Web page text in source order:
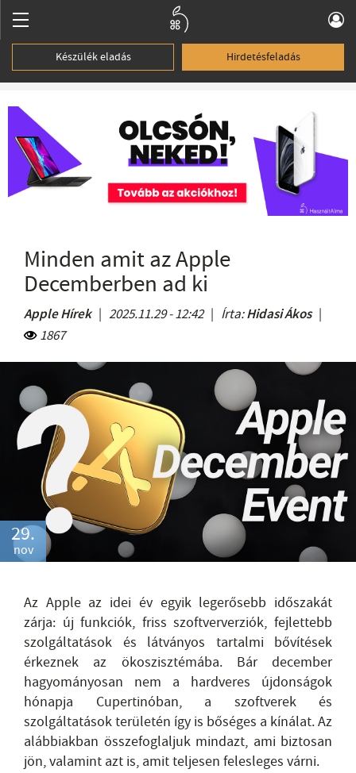
Készülék eladás Hirdetésfeladás
Minden amit az Apple
Decemberben ad ki
Apple Hírek | 2025.11.29 - 12:42| Írta:Hidasi Ákos |
1867
29.
nov
Az Apple az idei év egyik legerősebb időszakát
zárja: új funkciók, friss szoftververziók, fejlettebb
szolgáltatások és látványos tartalmi bővítések
érkeznek az ökoszisztémába. Bár december
hagyományosan nem a hardveres újdonságok
hónapja Cupertinóban, a szoftverek és
szolgáltatások területén így is bőséges a kínálat. Az
alábbiakban összefoglaljuk mindazt, ami biztosan
jön, valamint azt is, amit teljesen felesleges várni.